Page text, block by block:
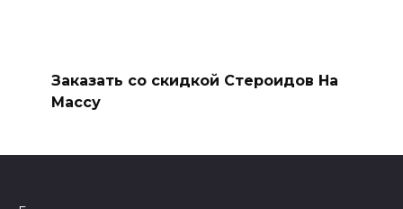
Заказать со скидкой Стероидов На
Массу